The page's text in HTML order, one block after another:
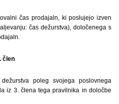
čas prodajaln, ki poslujejo izven
čas dežurstva), določenega s
člen
poleg svojega poslovnega
iz 3. člena tega pravilnika in določbe